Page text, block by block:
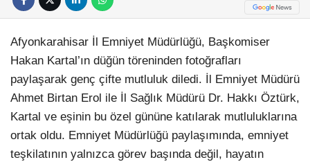
Afyonkarahisar İl Emniyet Müdürlüğü, Başkomiser
Hakan Kartal’ın düğün töreninden fotoğrafları
paylaşarak genç çifte mutluluk diledi. İl Emniyet Müdürü
Ahmet Birtan Erol ile İl Sağlık Müdürü Dr. Hakkı Öztürk,
Kartal ve eşinin bu özel gününe katılarak mutluluklarına
ortak oldu. Emniyet Müdürlüğü paylaşımında, emniyet
teşkilatının yalnızca görev başında değil, hayatın